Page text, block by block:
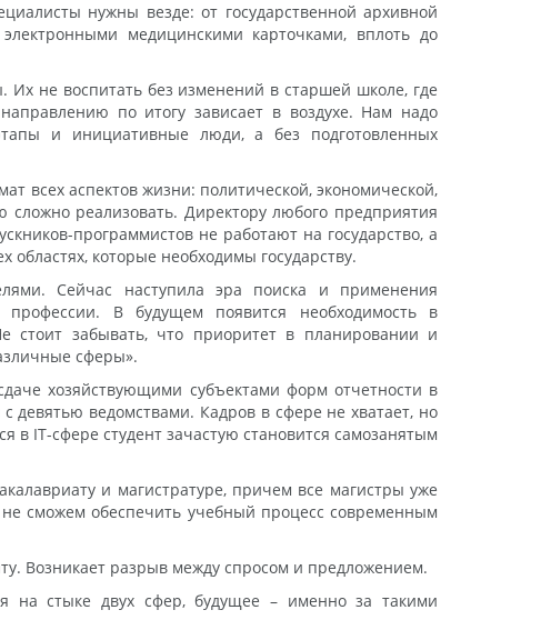
нужны везде: от государственной архивной
медицинскими карточками, вплоть до
не воспитать без изменений в старшей школе, где
по итогу зависает в воздухе. Нам надо
и инициативные люди, а без подготовленных
всех аспектов жизни: политической, экономической,
реализовать. Директору любого предприятия
программистов не работают на государство, а
которые необходимы государству.
Сейчас наступила эра поиска и применения
В будущем появится необходимость в
стоит забывать, что приоритет в планировании и
сферы».
хозяйствующими субъектами форм отчетности в
девятью ведомствами. Кадров в сфере не хватает, но
IT-сфере студент зачастую становится самозанятым
и магистратуре, причем все магистры уже
сможем обеспечить учебный процесс современным
Возникает разрыв между спросом и предложением.
на стыке двух сфер, будущее – именно за такими